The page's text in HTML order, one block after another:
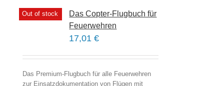
Out of stock
Das Copter-Flugbuch für
Feuerwehren
17,01€
Das Premium-Flugbuch für alle Feuerwehren
zur Einsatzdokumentation von Flügen mit